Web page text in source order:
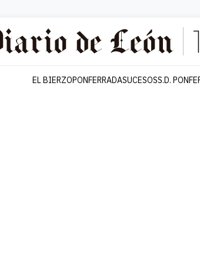
EL BIERZOPONFERRADASUCESOSS.D.